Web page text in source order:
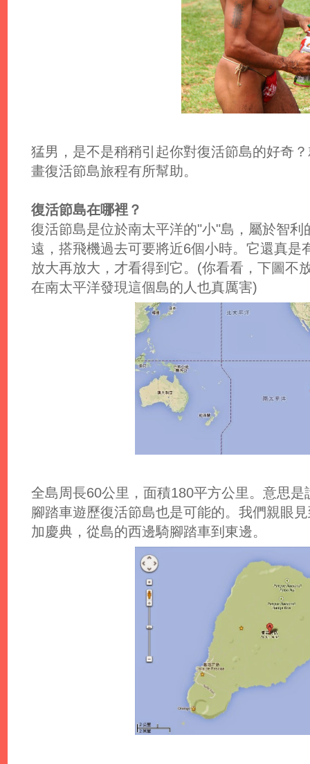
猛男，是不是稍稍引起你對復活節島的好奇
畫復活節島旅程有所幫助。
復活節島在哪裡？
復活節島是位於南太平洋的"小"島，屬於智
遠，搭飛機過去可要將近6個小時。它還真是
放大再放大，才看得到它。(你看看，下圖不
在南太平洋發現這個島的人也真厲害)
全島周長60公里，面積180平方公里。意思
腳踏車遊歷復活節島也是可能的。我們親眼
加慶典，從島的西邊騎腳踏車到東邊。